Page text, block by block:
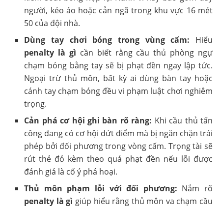
người, kéo áo hoặc cản ngã trong khu vực 16 mét
50 của đội nhà.
Dùng tay chơi bóng trong vùng cấm: Hiểu
penalty là gì cần biết rằng cầu thủ phòng ngự
chạm bóng bằng tay sẽ bị phạt đền ngay lập tức.
Ngoại trừ thủ môn, bất kỳ ai dùng bàn tay hoặc
cánh tay chạm bóng đều vi phạm luật chơi nghiêm
trọng.
Cản phá cơ hội ghi bàn rõ ràng: Khi cầu thủ tấn
công đang có cơ hội dứt điểm mà bị ngăn chặn trái
phép bởi đối phương trong vòng cấm. Trọng tài sẽ
rút thẻ đỏ kèm theo quả phạt đền nếu lỗi được
đánh giá là cố ý phá hoại.
Thủ môn phạm lỗi với đối phương: Nắm rõ
penalty là gì giúp hiểu rằng thủ môn va chạm cầu